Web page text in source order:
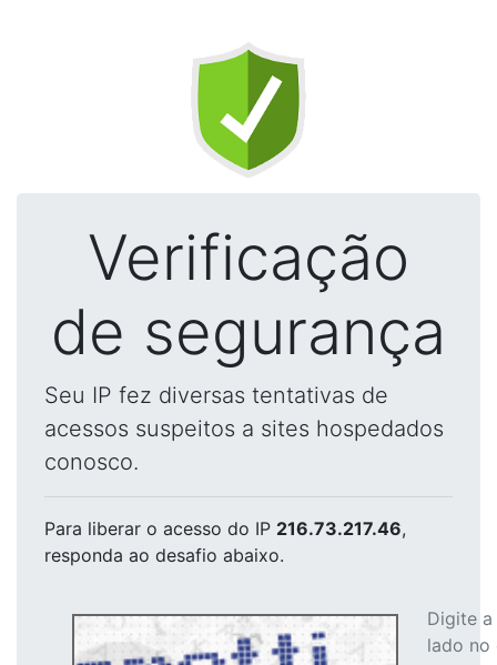
Verificação
de segurança
Seu IP fez diversas tentativas de
acessos suspeitos a sites hospedados
conosco.
Para liberar o acesso do IP 216.73.217.46,
responda ao desafio abaixo.
Digite
lado no